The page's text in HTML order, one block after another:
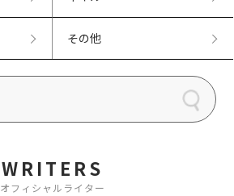
その他
WRITERS
オフィシャルライター